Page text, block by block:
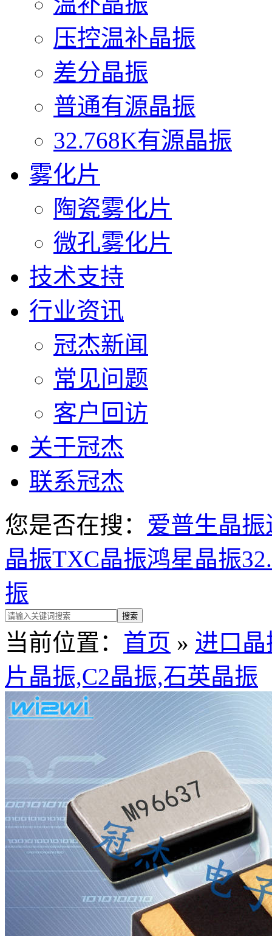
压控温补晶振
差分晶振
普通有源晶振
32.768K有源晶振
雾化片
陶瓷雾化片
微孔雾化片
技术支持
行业资讯
冠杰新闻
常见问题
客户回访
关于冠杰
联系冠杰
您是否在搜： 爱普生晶振
晶振TXC晶振鸿星晶振
振
当前位置： 首页 » 进口晶
片晶振,C2晶振,石英晶振